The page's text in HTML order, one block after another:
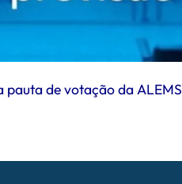
de votação da ALEMS